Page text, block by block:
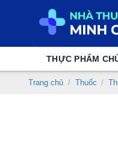
THỰC PHẨM
Trang chủ / Thuốc /